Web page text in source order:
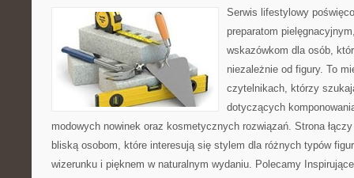
Serwis lifestylowy
preparatom
wskazówkom dla osób,
niezależnie od figury. To
czytelnikach, którzy
dotyczących
modowych nowinek oraz kosmetycznych rozwiązań. Strona
bliską osobom, które interesują się stylem dla różnych typów
wizerunku i pięknem w naturalnym wydaniu. Polecamy